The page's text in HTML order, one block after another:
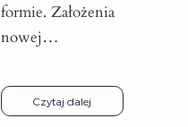
formie. Założenia
nowej…
Czytaj dalej